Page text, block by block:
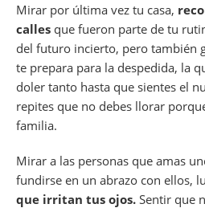
Mirar por última vez tu casa,
calles que fueron parte de tu
del futuro incierto, pero también
te prepara para la despedida, la
doler tanto hasta que sientes el
repites que no debes llorar
familia.
Mirar a las personas que amas
fundirse en un abrazo con ellos,
que irritan tus ojos. Sentir que